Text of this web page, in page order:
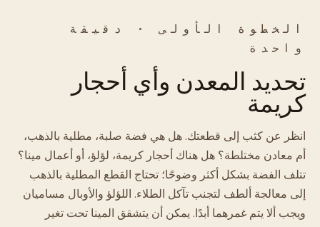
الخطوة الأولى · دقيقة
واحدة
تحديد المعدن وأي أحجار
كريمة
انظر عن كثب إلى قطعتك. هل هي فضة صلبة، مطلية بالذهب،
أم معادن مختلطة؟ هل هناك أحجار كريمة، لؤلؤ، أو أعمال مينا؟
تتلف الفضة بشكل أكثر وضوحًا؛ تحتاج القطع المطلية بالذهب
إلى معالجة ألطف لتجنب تآكل الطلاء. اللؤلؤ والأوبال مساميان
ويجب ألا يتم غمرهما أبدًا. يمكن أن يتشقق المينا تحت تغير